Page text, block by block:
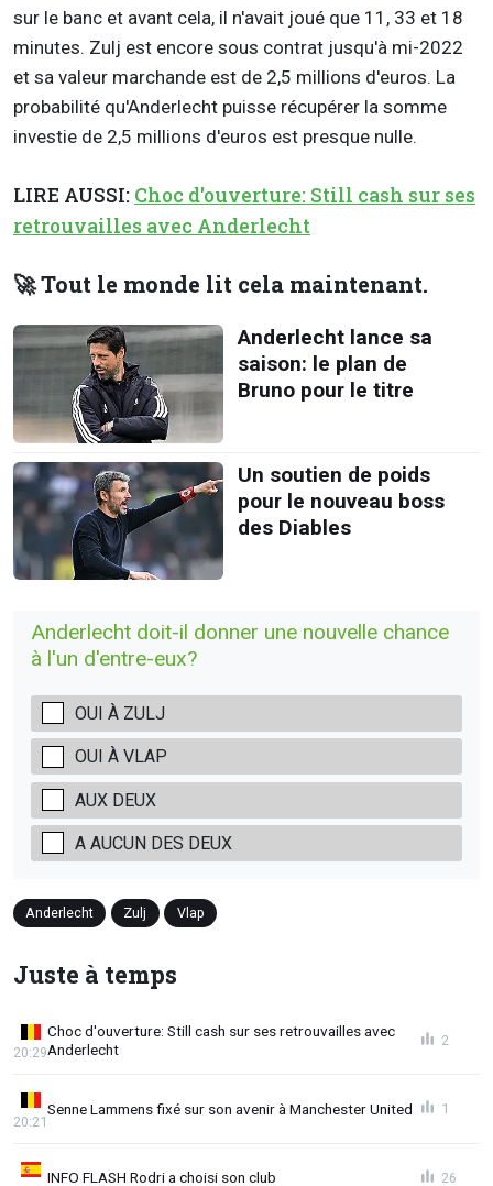
sur le banc et avant cela, il n'avait joué que 11, 33 et 18
minutes. Zulj est encore sous contrat jusqu'à mi-2022
et sa valeur marchande est de 2,5 millions d'euros. La
probabilité qu'Anderlecht puisse récupérer la somme
investie de 2,5 millions d'euros est presque nulle.
LIRE AUSSI: Choc d'ouverture: Still cash sur ses
retrouvailles avec Anderlecht
🚀 Tout le monde lit cela maintenant.
Anderlecht lance sa
saison: le plan de
Bruno pour le titre
Un soutien de poids
pour le nouveau boss
des Diables
Anderlecht doit-il donner une nouvelle chance
à l'un d'entre-eux?
OUI À ZULJ
OUI À VLAP
AUX DEUX
A AUCUN DES DEUX
Anderlecht Zulj Vlap
Juste à temps
Choc d'ouverture: Still cash sur ses retrouvailles avec
Anderlecht
20:29
2
Senne Lammens fixé sur son avenir à Manchester United
20:21
1
INFO FLASH Rodri a choisi son club 26